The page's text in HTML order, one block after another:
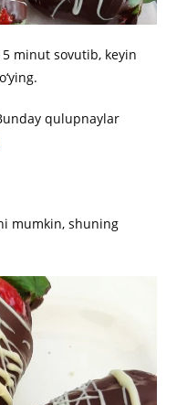
minut sovutib, keyin
qulupnaylar
mumkin, shuning